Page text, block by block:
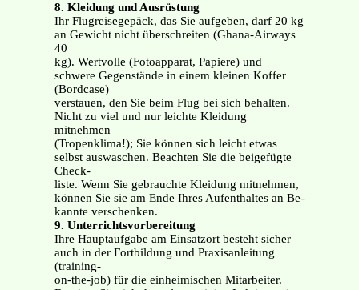
8. Kleidung und Ausrüstung
Ihr Flugreisegepäck, das Sie aufgeben, darf 20 kg
an Gewicht nicht überschreiten (Ghana-Airways
40
kg). Wertvolle (Fotoapparat, Papiere) und
schwere Gegenstände in einem kleinen Koffer
(Bordcase)
verstauen, den Sie beim Flug bei sich behalten.
Nicht zu viel und nur leichte Kleidung
mitnehmen
(Tropenklima!); Sie können sich leicht etwas
selbst auswaschen. Beachten Sie die beigefügte
Check-
liste. Wenn Sie gebrauchte Kleidung mitnehmen,
können Sie sie am Ende Ihres Aufenthaltes an Be-
kannte verschenken.
9. Unterrichtsvorbereitung
Ihre Hauptaufgabe am Einsatzort besteht sicher
auch in der Fortbildung und Praxisanleitung
(training-
on-the-job) für die einheimischen Mitarbeiter.